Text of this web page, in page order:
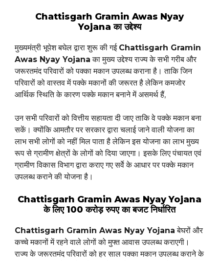
Chattisgarh Gramin Awas Nyay
Yojana का उद्देश्य
मुख्यमंत्री भूपेश बघेल द्वारा शुरू की गई Chattisgarh Gramin
Awas Nyay Yojana का मुख्य उद्देश्य राज्य के सभी गरीब और
जरूरतमंद परिवारों को पक्का मकान उपलब्ध कराना है। ताकि जिन
परिवारों को वास्तव में पक्के मकानों की जरूरत है लेकिन कमजोर
आर्थिक स्थिति के कारण पक्के मकान बनाने में असमर्थ हैं,
उन सभी परिवारों को वित्तीय सहायता दी जाए ताकि वे पक्के मकान बना
सकें। क्योंकि आमतौर पर सरकार द्वारा चलाई जाने वाली योजना का
लाभ सभी लोगों को नहीं मिल पाता है लेकिन इस योजना का लाभ मुख्य
रूप से ग्रामीण क्षेत्रों के लोगों को दिया जाएगा। इसके लिए पंचायत एवं
ग्रामीण विकास विभाग द्वारा कराए गए सर्वे के आधार पर पक्के मकान
उपलब्ध कराने की योजना है।
Chattisgarh Gramin Awas Nyay Yojana
के लिए 100 करोड़ रुपए का बजट निर्धारित
Chattisgarh Gramin Awas Nyay Yojana बेघरों और
कच्चे मकानों में रहने वाले लोगों को मुफ्त आवास उपलब्ध कराएगी।
राज्य के जरूरतमंद परिवारों को हर साल पक्का मकान उपलब्ध कराने के